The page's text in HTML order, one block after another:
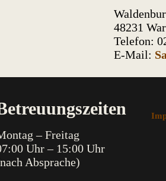
48231
Telefon:
E-Mail:
– Freitag
Uhr – 15:00 Uhr
Absprache)